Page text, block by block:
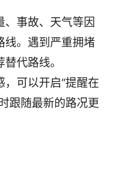
、事故、天气等因
线。遇到严重拥堵
代路线。
可以开启“提醒在
跟随最新的路况更